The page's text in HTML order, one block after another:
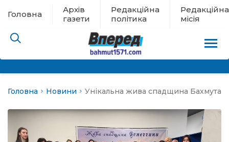
Головна
Архів
газети
Редакційна
політика
Редакційна
місія
Головна Новини Унікальна жива спадщина Бахмута